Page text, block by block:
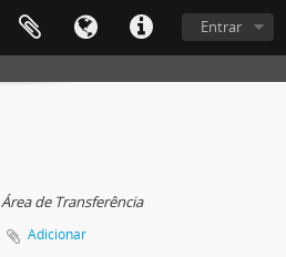
Entrar
Área de Transferência
Adicionar